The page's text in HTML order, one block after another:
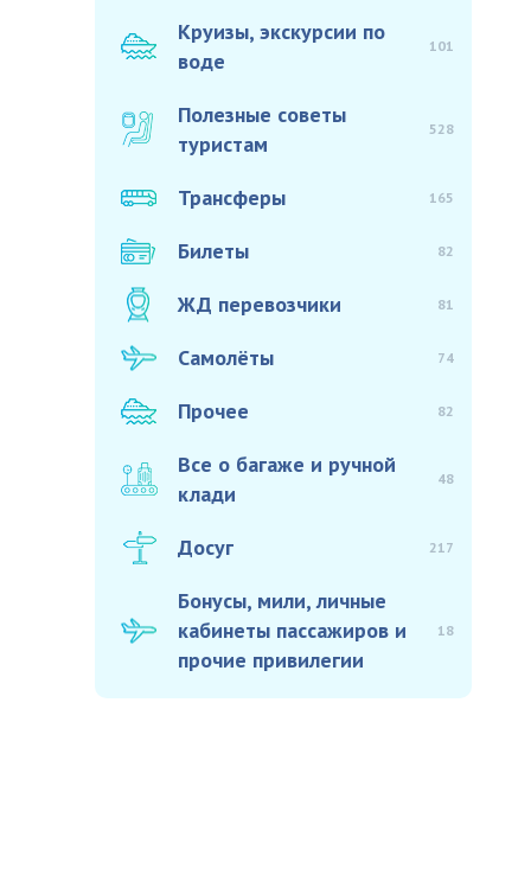
Круизы, экскурсии по
воде
101
Полезные советы
туристам
528
Трансферы 165
Билеты 82
ЖД перевозчики 81
Самолёты 74
Прочее 82
Все о багаже и ручной
клади
48
Досуг 217
Бонусы, мили, личные
кабинеты пассажиров и
прочие привилегии
18